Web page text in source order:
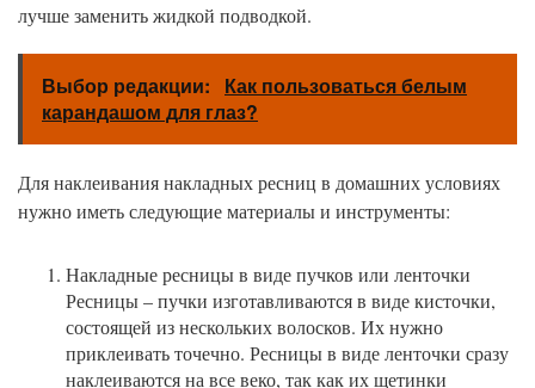
лучше заменить жидкой подводкой.
Выбор редакции:
Как пользоваться белым
карандашом для глаз?
Для наклеивания накладных ресниц в домашних условиях
нужно иметь следующие материалы и инструменты:
Накладные ресницы в виде пучков или ленточки
Ресницы – пучки изготавливаются в виде кисточки,
состоящей из нескольких волосков. Их нужно
приклеивать точечно. Ресницы в виде ленточки сразу
наклеиваются на все веко, так как их щетинки